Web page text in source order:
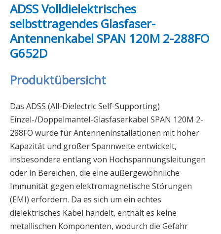
ADSS Volldielektrisches
selbsttragendes Glasfaser-
Antennenkabel SPAN 120M 2-288FO
G652D
Produktübersicht
Das ADSS (All-Dielectric Self-Supporting)
Einzel-/Doppelmantel-Glasfaserkabel SPAN 120M 2-
288FO wurde für Antenneninstallationen mit hoher
Kapazität und großer Spannweite entwickelt,
insbesondere entlang von Hochspannungsleitungen
oder in Bereichen, die eine außergewöhnliche
Immunität gegen elektromagnetische Störungen
(EMI) erfordern. Da es sich um ein echtes
dielektrisches Kabel handelt, enthält es keine
metallischen Komponenten, wodurch die Gefahr